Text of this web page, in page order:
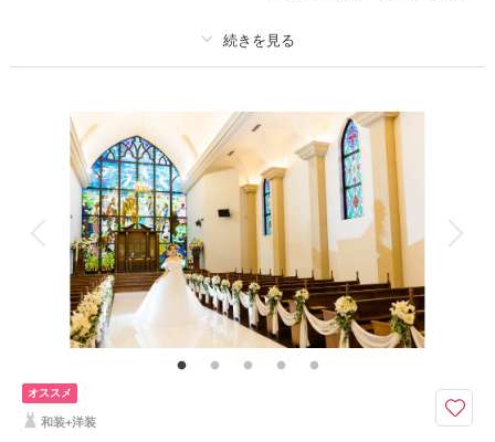
撮影料 新婦衣装1着 新郎衣装1着
着付け ヘアメイク 小物一式
アルバム データ 50 カット 台紙付写真
衣装追加 会食 挙式
家族と撮影 家族用衣装レンタル ペットと撮影
その他含むもの
列席衣裳レンタルの場合は追加料金でのご案内となります。会場により追加
料金が発生する場合があります。
結婚式用のドレスで、より上質なチャペルフォトを。ご両家のお衣裳手配も
クチュールナオコにお任せ！
オススメ
和装+洋装